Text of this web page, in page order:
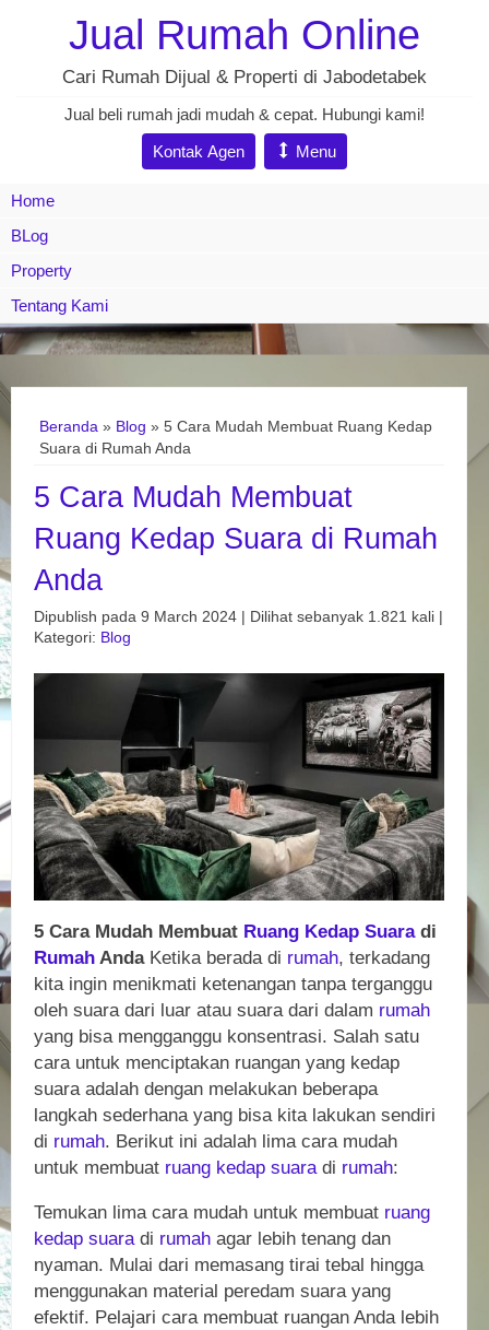
Jual Rumah Online
Cari Rumah Dijual & Properti di Jabodetabek
Jual beli rumah jadi mudah & cepat. Hubungi kami!
Kontak Agen
Menu
Home
BLog
Property
Tentang Kami
Beranda » Blog » 5 Cara Mudah Membuat Ruang Kedap
Suara di Rumah Anda
5 Cara Mudah Membuat
Ruang Kedap Suara di Rumah
Anda
Dipublish pada 9 March 2024 | Dilihat sebanyak 1.821 kali |
Kategori: Blog
5 Cara Mudah Membuat Ruang Kedap Suaradi
Rumah AndaKetika berada di rumah, terkadang
kita ingin menikmati ketenangan tanpa terganggu
oleh suara dari luar atau suara dari dalam rumah
yang bisa mengganggu konsentrasi. Salah satu
cara untuk menciptakan ruangan yang kedap
suara adalah dengan melakukan beberapa
langkah sederhana yang bisa kita lakukan sendiri
di rumah. Berikut ini adalah lima cara mudah
untuk membuat ruang kedap suaradi rumah:
Temukan lima cara mudah untuk membuat ruang
kedap suaradi rumah agar lebih tenang dan
nyaman. Mulai dari memasang tirai tebal hingga
menggunakan material peredam suara yang
efektif. Pelajari cara membuat ruangan Anda lebih